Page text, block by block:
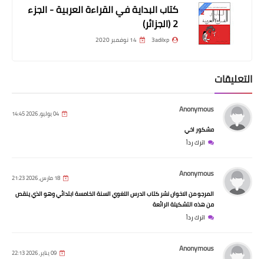
كتاب البداية في القراءة العربية - الجزء
2 (الجزائر)
3adilxp 14 نوفمبر 2020
التعليقات
Anonymous 04 يوليو, 2026 14:45
مشكور اخي
اترك رداً
Anonymous 18 مارس, 2026 21:23
المرجو من الاخوان نشر كتاب الدرس اللغوي السنة الخامسة ابتدائي وهو الذي ينقص
من هذه التشكيلة الرائعة
اترك رداً
Anonymous 09 يناير, 2026 22:13